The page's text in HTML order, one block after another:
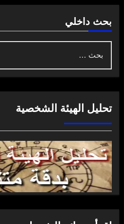
بحث داخلي
عن:
تحليل الهيئة الشخصية